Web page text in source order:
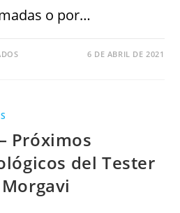
o por…
6 DE ABRIL DE 2021
Próximos
del Tester